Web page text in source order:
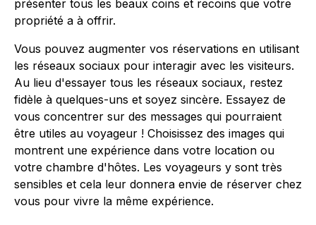
présenter tous les beaux coins et recoins que votre
propriété a à offrir.
Vous pouvez augmenter vos réservations en utilisant
les réseaux sociaux pour interagir avec les visiteurs.
Au lieu d'essayer tous les réseaux sociaux, restez
fidèle à quelques-uns et soyez sincère. Essayez de
vous concentrer sur des messages qui pourraient
être utiles au voyageur ! Choisissez des images qui
montrent une expérience dans votre location ou
votre chambre d'hôtes. Les voyageurs y sont très
sensibles et cela leur donnera envie de réserver chez
vous pour vivre la même expérience.